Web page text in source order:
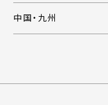
中国・九州